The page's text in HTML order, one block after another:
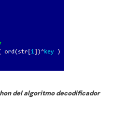
del algoritmo decodificador